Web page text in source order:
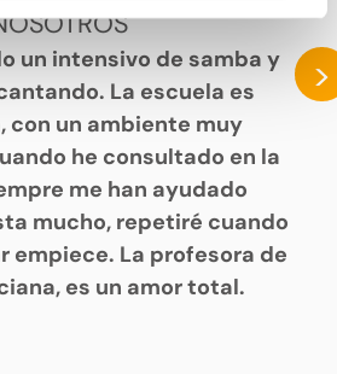
un intensivo de samba y
La escuela es
con un ambiente muy
he consultado en la
me han ayudado
mucho, repetiré cuando
empiece. La profesora de
es un amor total.
>